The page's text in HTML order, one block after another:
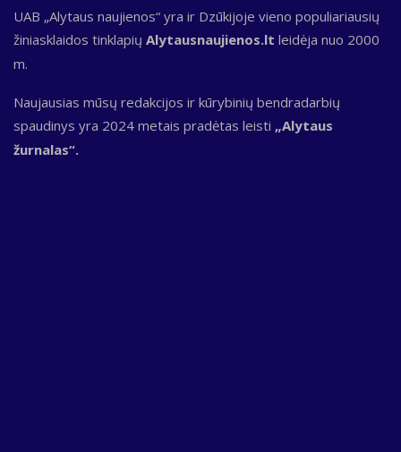
UAB „Alytaus naujienos“ yra ir Dzūkijoje vieno populiariausių
žiniasklaidos tinklapių Alytausnaujienos.lt leidėja nuo 2000
m.
Naujausias mūsų redakcijos ir kūrybinių bendradarbių
spaudinys yra 2024 metais pradėtas leisti „Alytaus
žurnalas“.